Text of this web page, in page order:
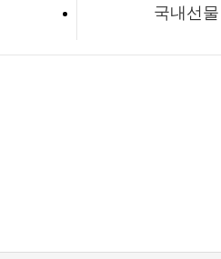
국내선물